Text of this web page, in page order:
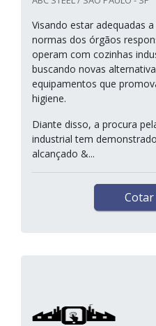
Visando estar adequadas
normas dos órgãos
operam com cozinhas
buscando novas
equipamentos que
higiene.
Diante disso, a procura
industrial tem
alcançado &...